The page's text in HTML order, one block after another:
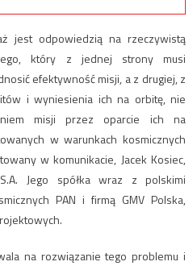
jest odpowiedzią na rzeczywistą
który z jednej strony musi
efektywność misji, a z drugiej, z
i wyniesienia ich na orbitę, nie
misji przez oparcie ich na
w warunkach kosmicznych
w komunikacie, Jacek Kosiec,
Jego spółka wraz z polskimi
PAN i firmą GMV Polska,
na rozwiązanie tego problemu i